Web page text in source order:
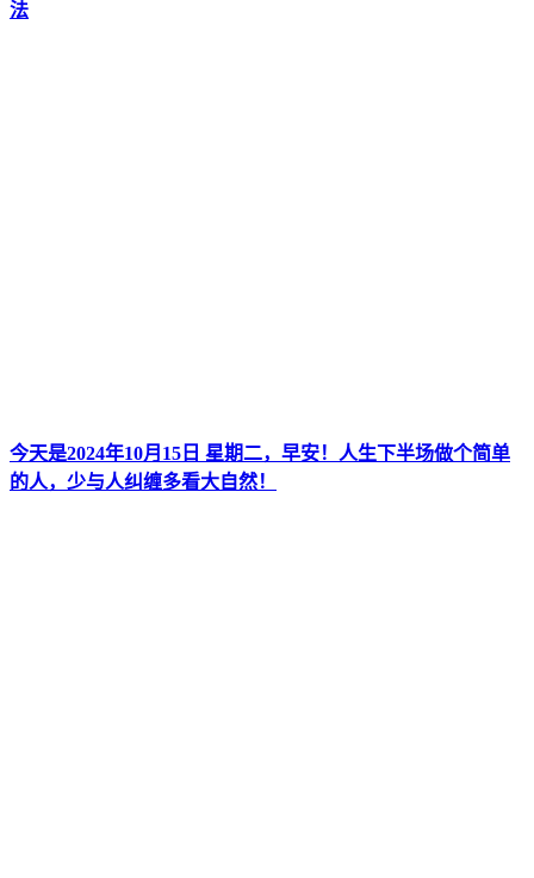
法
今天是2024年10月15日 星期二，早安！人生下半场做个简单
的人，少与人纠缠多看大自然！